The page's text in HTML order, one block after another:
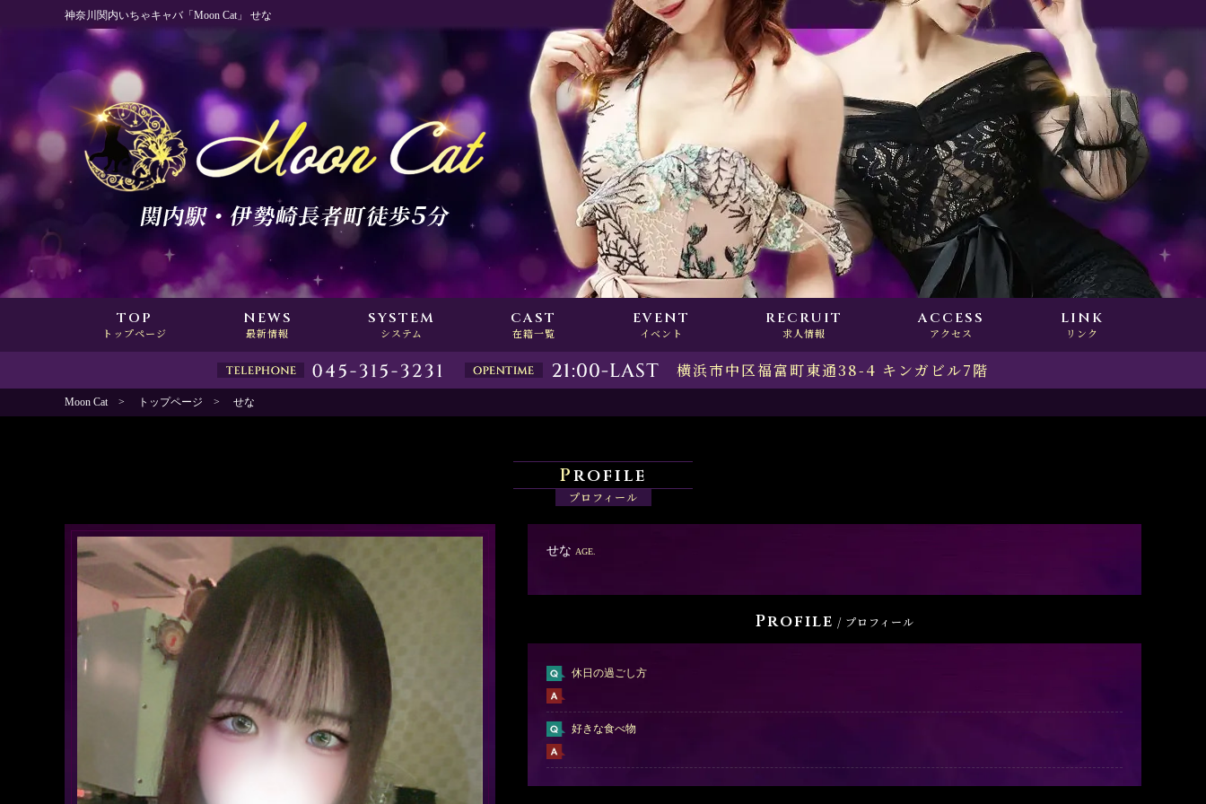
神奈川関内いちゃキャバ「Moon Cat」 せな
TOP
トップページ
NEWS
最新情報
SYSTEM
システム
CAST
在籍一覧
EVENT
イベント
RECRUIT
求人情報
ACCESS
アクセス
LINK
リンク
横浜市中区福富町東通38-4 キンガビル7階
Moon Cat トップページ せな
Profile
プロフィール
せな AGE.
Profile / プロフィール
休日の過ごし方
好きな食べ物